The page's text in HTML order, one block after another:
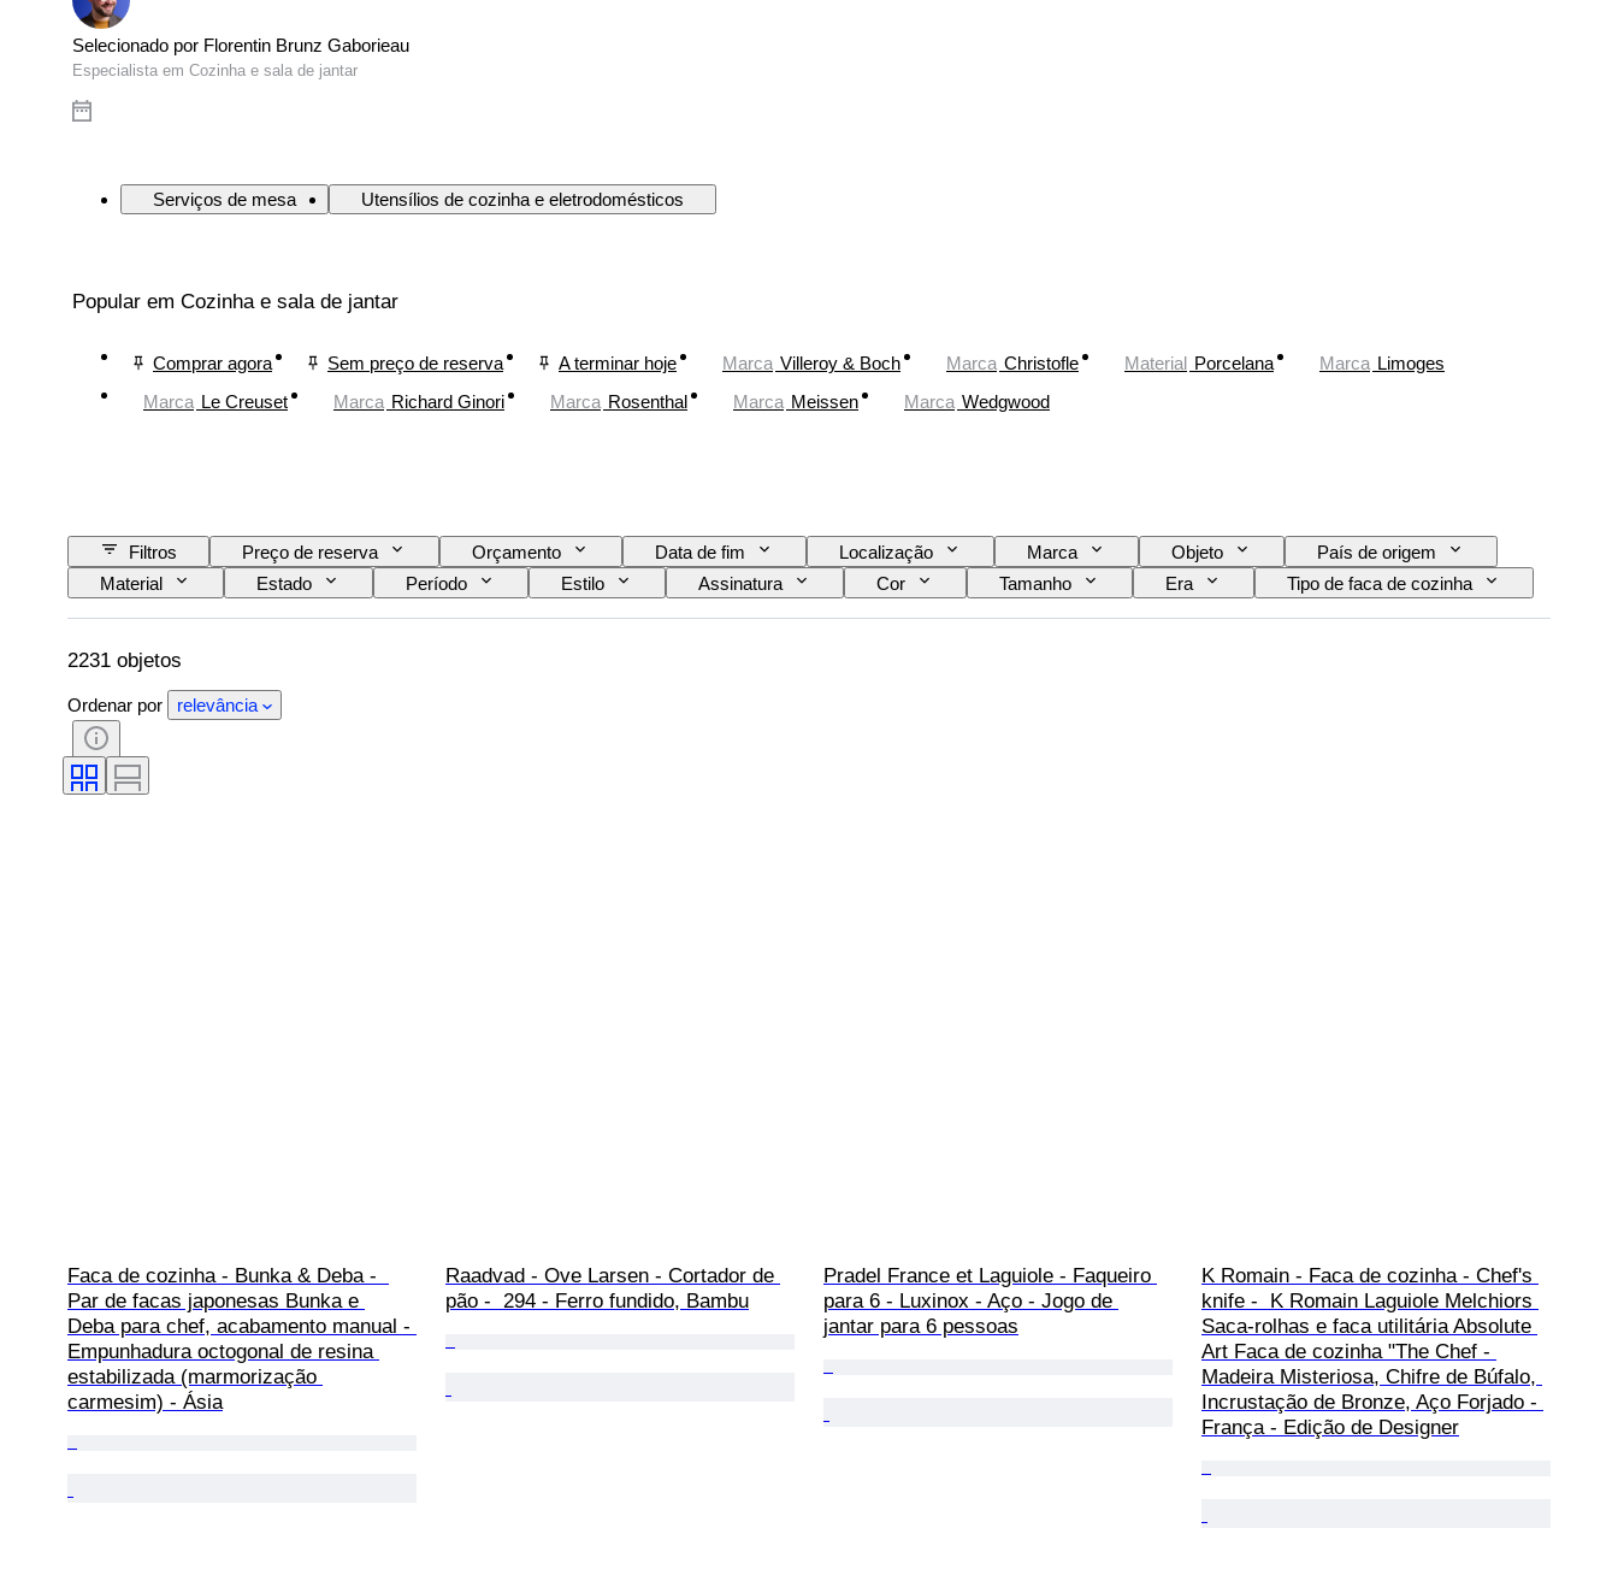
Selecionado por Florentin Brunz Gaborieau
Especialista em Cozinha e sala de jantar
Serviços de mesa Utensílios de cozinha e eletrodomésticos
Popular em Cozinha e sala de jantar
Comprar agora Sem preço de reserva A terminar hoje Marca Villeroy & Boch Marca Christofle Material Porcelana Marca Limoges
Marca Le Creuset Marca Richard Ginori Marca Rosenthal Marca Meissen Marca Wedgwood
Filtros Preço de reserva Orçamento Data de fim Localização Marca Objeto
País de origem
Material
Estado Período Estilo Assinatura Cor Tamanho Era
Tipo de faca de cozinha
Decoração
Artista Original/Réplica Vendido por Criador Modelo
2231 objetos
Ordenar por relevância
Faca de cozinha - Bunka & Deba -
Par de facas japonesas Bunka e
Deba para chef, acabamento manual -
Empunhadura octogonal de resina
estabilizada (marmorização
carmesim) - Ásia
Raadvad - Ove Larsen - Cortador de
pão -  294 - Ferro fundido, Bambu
Pradel France et Laguiole - Faqueiro
para 6 - Luxinox - Aço - Jogo de
jantar para 6 pessoas
K Romain - Faca de cozinha - Chef's
knife -  K Romain Laguiole Melchiors
Saca-rolhas e faca utilitária Absolute
Art Faca de cozinha "The Chef -
Madeira Misteriosa, Chifre de Búfalo,
Incrustação de Bronze, Aço Forjado -
França - Edição de Designer